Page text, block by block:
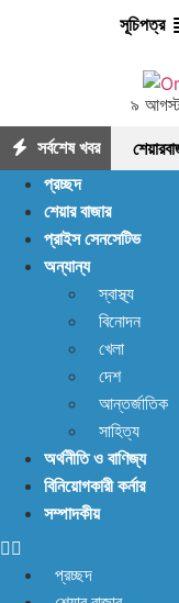
সূচিপত্র
৯ আগস্ট
সর্বশেষ খবর
ফাইনফুডস;
নতুন মোড়ের
প্রাণ
প্রচ্ছদ
শেয়ার বাজার
প্রাইস সেনসেটিভ
অন্যান্য
স্বাস্থ্য
বিনোদন
খেলা
দেশ
আন্তর্জাতিক
সাহিত্য
অর্থনীতি ও বাণিজ্য
বিনিয়োগকারী কর্নার
সম্পাদকীয়
প্রচ্ছদ